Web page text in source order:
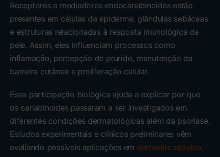
Receptores e mediadores endocanabinoides estão
presentes em células da epiderme, glândulas sebáceas
e estruturas relacionadas à resposta imunológica da
pele. Assim, eles influenciam processos como
inflamação, percepção de prurido, manutenção da
barreira cutânea e proliferação celular.
Essa participação biológica ajuda a explicar por que
os canabinoides passaram a ser investigados em
diferentes condições dermatológicas além da psoríase.
Estudos experimentais e clínicos preliminares vêm
avaliando possíveis aplicações em dermatite atópica,